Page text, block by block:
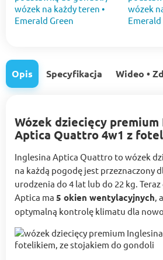
Opis Specyfikacja Wideo •
Wózek dziecięcy premium
Aptica Quattro 4w1 z
Inglesina Aptica Quattro to wózek
na każdą pogodę jest przeznaczony
urodzenia do 4 lat lub do 22 kg.
Aptica ma 5 okien wentylacyjnych,
optymalną kontrolę klimatu dla